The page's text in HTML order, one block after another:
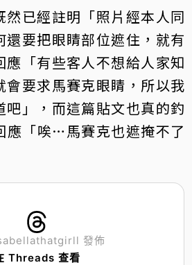
然已經註明「照片經本人同
還要把眼睛部位遮住，就有
應「有些客人不想給人家知
會要求馬賽克眼睛，所以我
吧」，而這篇貼文也真的釣
應「唉…馬賽克也遮掩不了
發佈
Threads 查看